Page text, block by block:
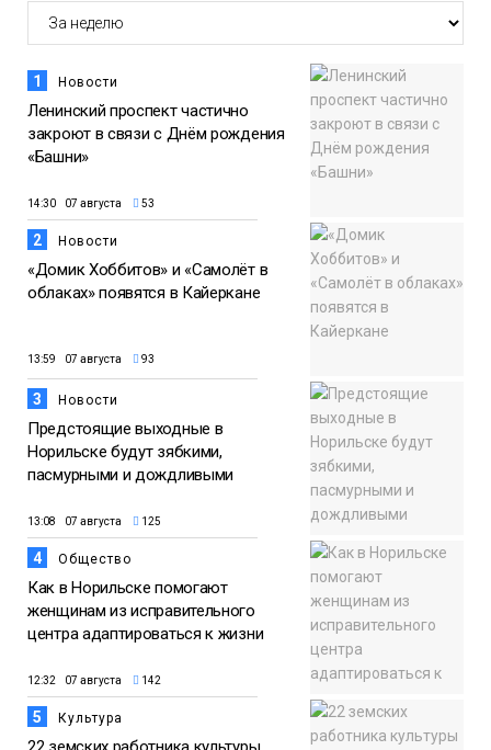
1 Новости
Ленинский проспект частично
закроют в связи с Днём рождения
«Башни»
14:30 07 августа 53
2 Новости
«Домик Хоббитов» и «Самолёт в
облаках» появятся в Кайеркане
13:59 07 августа 93
3 Новости
Предстоящие выходные в
Норильске будут зябкими,
пасмурными и дождливыми
13:08 07 августа 125
4 Общество
Как в Норильске помогают
женщинам из исправительного
центра адаптироваться к жизни
12:32 07 августа 142
5 Культура